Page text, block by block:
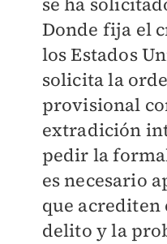
Donde fija el
los Estados
solicita la
provisional
extradición
pedir la
es necesario
que
delito y la